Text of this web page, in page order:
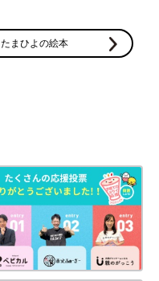
たまひよの絵本